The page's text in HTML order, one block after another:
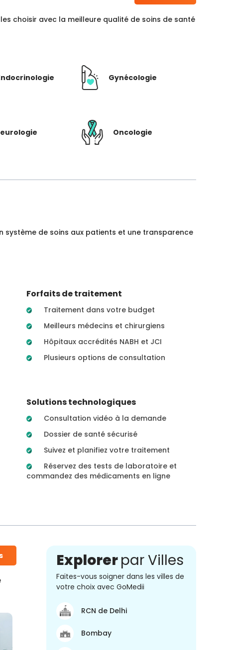
choisir avec la meilleure qualité de soins de santé
Gynécologie
Oncologie
système de soins aux patients et une transparence
Forfaits de traitement
Traitement dans votre budget
Meilleurs médecins et chirurgiens
Hôpitaux accrédités NABH et JCI
Plusieurs options de consultation
Solutions technologiques
Consultation vidéo à la demande
Dossier de santé sécurisé
Suivez et planifiez votre traitement
Réservez des tests de laboratoire et
commandez des médicaments en ligne
Explorerpar Villes
Faites-vous soigner dans les villes de
votre choix avec GoMedii
RCN de Delhi
Bombay